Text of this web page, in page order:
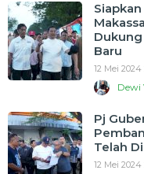
Baru
12 Mei 2024
Dewi
Pj
Telah
12 Mei 2024